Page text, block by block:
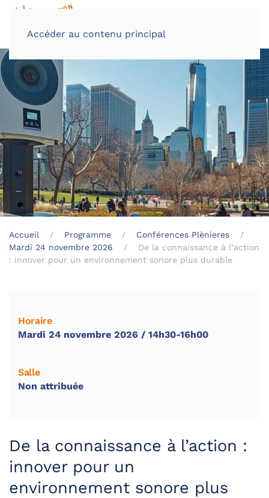
Accéder au contenu principal
Accueil Programme
Conférences Plènieres
Mardi 24 novembre 2026
De la connaissance à l’action
: innover pour un environnement sonore plus durable
Horaire
Mardi 24 novembre 2026 / 14h30-16h00
Salle
Non attribuée
De la connaissance à l’action :
innover pour un
environnement sonore plus